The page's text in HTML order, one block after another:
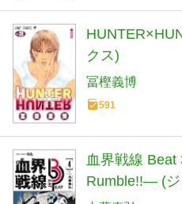
クス)
冨樫義博
591
血界戦線
Rumble!!― (ジ